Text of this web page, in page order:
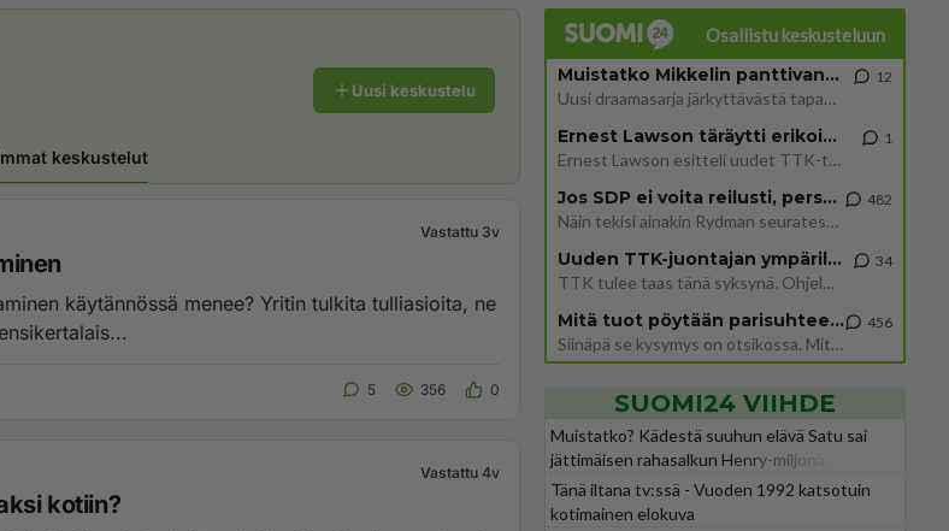
Uusi keskustelu
keskustelut
Vastattu 3v
käytännössä menee? Yritin tulkita tulliasioita, ne
5 356 0
Vastattu 4v
kotiin?
Osallistu keskusteluun
Muistatko Mikkelin panttivankidraaman?
Uusi draamasarja järkyttävästä tapauksesta on tulossa. Tositapahtumiin perustuva sarja ammentaa vuoden 1986 Mikkelin pan
12
Ernest Lawson täräytti erikoisen heiton TTK-lehdistötilaisuudessa: " Onko tässä tarkoituksena...?"
Ernest Lawson esitteli uudet TTK-tähtioppilaat ja opettajat torstaina 6.8. lehdistölle. Tulevalla kaudella on yksi hausk
1
Jos SDP ei voita reilusti, persut kumoavat demokratian Suomesta
Näin tekisi ainakin Rydman seuratessaan idolinsa Trumpin mallia https://www.is.fi/politiikka/art-2000012187244.html
482
Uuden TTK-juontajan ympärillä epätietoisuus sakenee - Nyt MTV hämmentää soppaa
TTK tulee taas tänä syksynä. Ohjelman uudet tähtioppilaat julkistetaan torstaina 6. elokuuta klo 14 alkavassa lehdistö
34
Mitä tuot pöytään parisuhteessa?
Siinäpä se kysymys on otsikossa. Mitäpä siis tuot/toisit pöytään parisuhteessa? Oletko mies vai nainen? Koetko sen mitä
456
SUOMI24 VIIHDE
Muistatko? Kädestä suuhun elävä Satu sai
jättimäisen rahasalkun Henry-miljonääriltä
Tänä iltana tv:ssä - Vuoden 1992 katsotuin
kotimainen elokuva